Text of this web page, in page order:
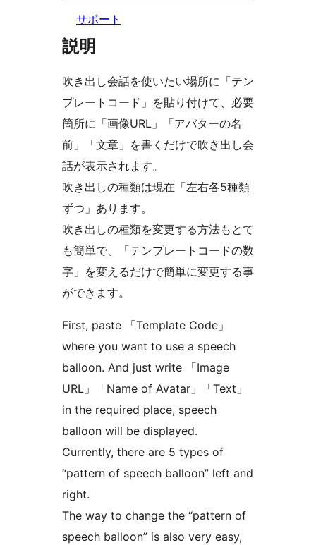
サポート
説明
吹き出し会話を使いたい場所に「テン
プレートコード」を貼り付けて、必要
箇所に「画像URL」「アバターの名
前」「文章」を書くだけで吹き出し会
話が表示されます。
吹き出しの種類は現在「左右各5種類
ずつ」あります。
吹き出しの種類を変更する方法もとて
も簡単で、「テンプレートコードの数
字」を変えるだけで簡単に変更する事
ができます。
First, paste 「Template Code」
where you want to use a speech
balloon. And just write 「Image
URL」「Name of Avatar」「Text」
in the required place, speech
balloon will be displayed.
Currently, there are 5 types of
“pattern of speech balloon” left and
right.
The way to change the “pattern of
speech balloon” is also very easy,